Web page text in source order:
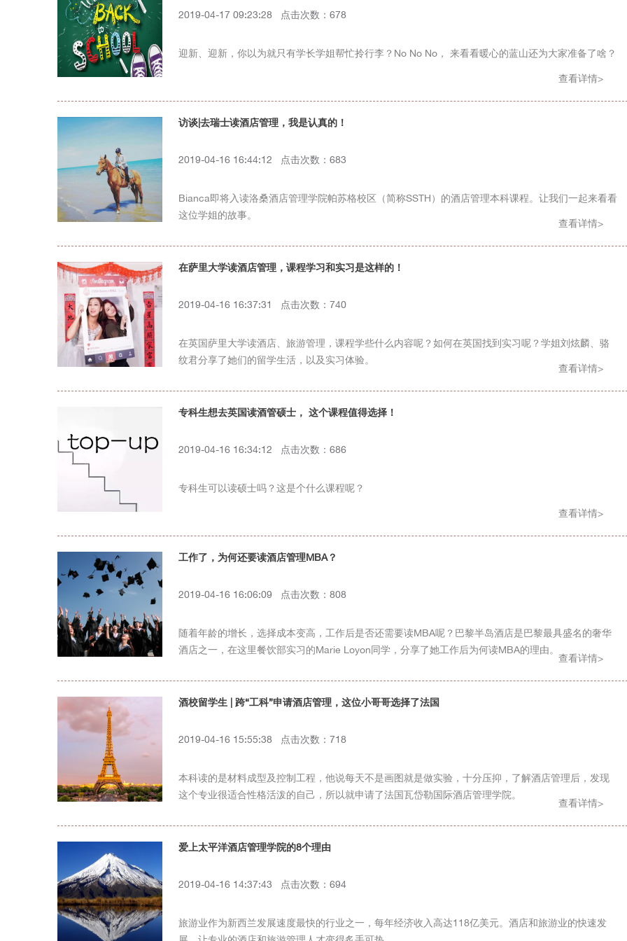
2019-04-17 09:23:28 点击次数：678
迎新、迎新，你以为就只有学长学姐帮忙拎行李？No No No， 来看看暖心的蓝山还为大家准备了啥？
查看详情>
访谈|去瑞士读酒店管理，我是认真的！
2019-04-16 16:44:12 点击次数：683
Bianca即将入读洛桑酒店管理学院帕苏格校区（简称SSTH）的酒店管理本科课程。让我们一起来看看
这位学姐的故事。
查看详情>
在萨里大学读酒店管理，课程学习和实习是这样的！
2019-04-16 16:37:31 点击次数：740
在英国萨里大学读酒店、旅游管理，课程学些什么内容呢？如何在英国找到实习呢？学姐刘炫麟、骆
纹君分享了她们的留学生活，以及实习体验。
查看详情>
专科生想去英国读酒管硕士， 这个课程值得选择！
2019-04-16 16:34:12 点击次数：686
专科生可以读硕士吗？这是个什么课程呢？
查看详情>
工作了，为何还要读酒店管理MBA？
2019-04-16 16:06:09 点击次数：808
随着年龄的增长，选择成本变高，工作后是否还需要读MBA呢？巴黎半岛酒店是巴黎最具盛名的奢华
酒店之一，在这里餐饮部实习的Marie Loyon同学，分享了她工作后为何读MBA的理由。
查看详情>
酒校留学生 | 跨“工科”申请酒店管理，这位小哥哥选择了法国
2019-04-16 15:55:38 点击次数：718
本科读的是材料成型及控制工程，他说每天不是画图就是做实验，十分压抑，了解酒店管理后，发现
这个专业很适合性格活泼的自己，所以就申请了法国瓦岱勒国际酒店管理学院。
查看详情>
爱上太平洋酒店管理学院的8个理由
2019-04-16 14:37:43 点击次数：694
旅游业作为新西兰发展速度最快的行业之一，每年经济收入高达118亿美元。酒店和旅游业的快速发